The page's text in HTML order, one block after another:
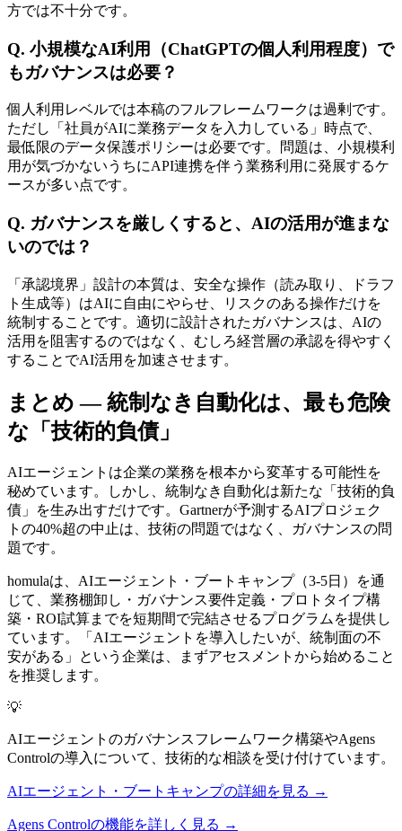
方では不十分です。
Q. 小規模なAI利用（ChatGPTの個人利用程度）で
もガバナンスは必要？
個人利用レベルでは本稿のフルフレームワークは過剰です。
ただし「社員がAIに業務データを入力している」時点で、
最低限のデータ保護ポリシーは必要です。問題は、小規模利
用が気づかないうちにAPI連携を伴う業務利用に発展するケ
ースが多い点です。
Q. ガバナンスを厳しくすると、AIの活用が進まな
いのでは？
「承認境界」設計の本質は、安全な操作（読み取り、ドラフ
ト生成等）はAIに自由にやらせ、リスクのある操作だけを
統制することです。適切に設計されたガバナンスは、AIの
活用を阻害するのではなく、むしろ経営層の承認を得やすく
することでAI活用を加速させます。
まとめ — 統制なき自動化は、最も危険
な「技術的負債」
AIエージェントは企業の業務を根本から変革する可能性を
秘めています。しかし、統制なき自動化は新たな「技術的負
債」を生み出すだけです。Gartnerが予測するAIプロジェク
トの40%超の中止は、技術の問題ではなく、ガバナンスの問
題です。
homulaは、AIエージェント・ブートキャンプ（3-5日）を通
じて、業務棚卸し・ガバナンス要件定義・プロトタイプ構
築・ROI試算までを短期間で完結させるプログラムを提供し
ています。「AIエージェントを導入したいが、統制面の不
安がある」という企業は、まずアセスメントから始めること
を推奨します。
💡
AIエージェントのガバナンスフレームワーク構築やAgens
Controlの導入について、技術的な相談を受け付けています。
AIエージェント・ブートキャンプの詳細を見る →
Agens Controlの機能を詳しく見る →